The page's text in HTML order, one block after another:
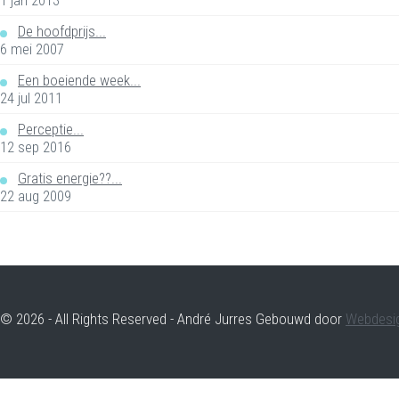
De hoofdprijs...
6 mei 2007
Een boeiende week...
24 jul 2011
Perceptie...
12 sep 2016
Gratis energie??...
22 aug 2009
© 2026 - All Rights Reserved - André Jurres Gebouwd door